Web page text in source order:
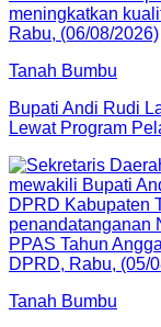
Tanah Bumbu
Bupati Andi Rudi
Lewat Program
Tanah Bumbu